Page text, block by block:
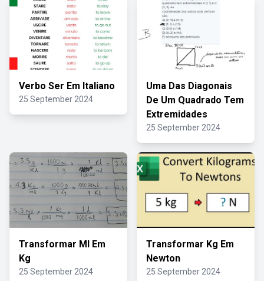
Verbo Ser Em Italiano
25 September 2024
Uma Das Diagonais
De Um Quadrado Tem
Extremidades
25 September 2024
Transformar Ml Em
Kg
25 September 2024
Transformar Kg Em
Newton
25 September 2024